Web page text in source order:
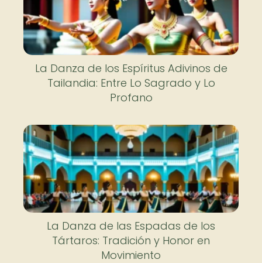
La Danza de los Espíritus Adivinos de
Tailandia: Entre Lo Sagrado y Lo
Profano
La Danza de las Espadas de los
Tártaros: Tradición y Honor en
Movimiento